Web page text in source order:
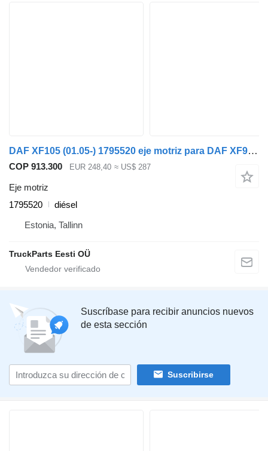
DAF XF105 (01.05-) 1795520 eje motriz para DAF XF95, XF105 (2001-2014) cabeza tractora
COP 913.300 EUR 248,40 ≈ US$ 287
Eje motriz
1795520
diésel
Estonia, Tallinn
TruckParts Eesti OÜ
Suscríbase para recibir anuncios nuevos
de esta sección
Suscribirse